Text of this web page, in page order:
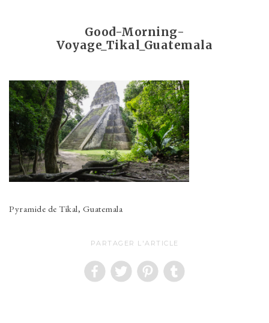
Good-Morning-
Voyage_Tikal_Guatemala
Pyramide de Tikal, Guatemala
PARTAGER L'ARTICLE